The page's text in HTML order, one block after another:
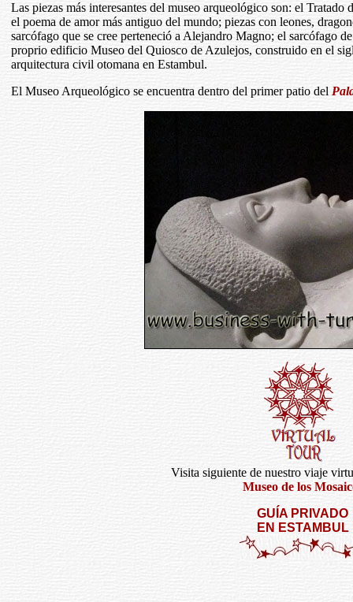
Las piezas más interesantes del museo arqueológico son: el
el poema de amor más antiguo del mundo; piezas con leones,
sarcófago que se cree perteneció a Alejandro Magno; el sarcófago
proprio edificio Museo del Quiosco de Azulejos, construido en el
arquitectura civil otomana en Estambul.
El Museo Arqueológico se encuentra dentro del primer patio del
Visita siguiente de nuestro viaje
Museo de los
GUÍA PRIVADO
EN ESTAMBUL